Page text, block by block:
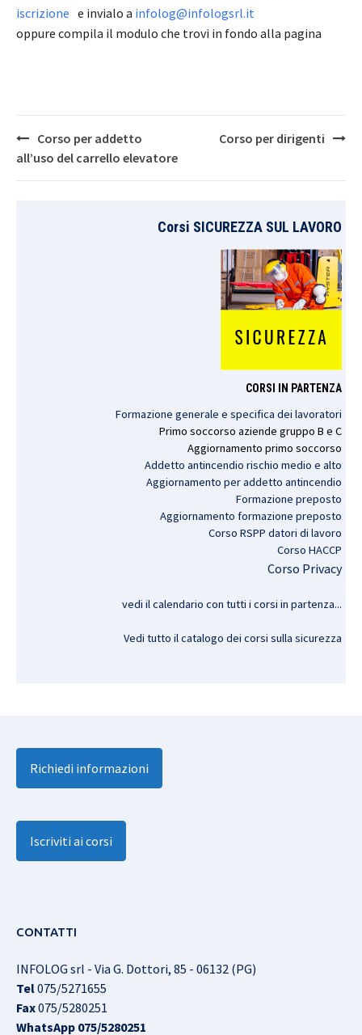
iscrizione e invialo a infolog@infologsrl.it
oppure compila il modulo che trovi in fondo alla pagina
Post
navigation
Corso per addetto
all’uso del carrello elevatore
Corso per dirigenti
Corsi SICUREZZA SUL LAVORO
CORSI IN PARTENZA
Formazione generale e specifica dei lavoratori
Primo soccorso aziende gruppo B e C
Aggiornamento primo soccorso
Addetto antincendio rischio medio e alto
Aggiornamento per addetto antincendio
Formazione preposto
Aggiornamento formazione preposto
Corso RSPP datori di lavoro
Corso HACCP
Corso Privacy
vedi il calendario con tutti i corsi in partenza...
Vedi tutto il catalogo dei corsi sulla sicurezza
Richiedi informazioni
Iscriviti ai corsi
CONTATTI
INFOLOG srl - Via G. Dottori, 85 - 06132 (PG)
Tel075/5271655
Fax075/5280251
WhatsApp 075/5280251